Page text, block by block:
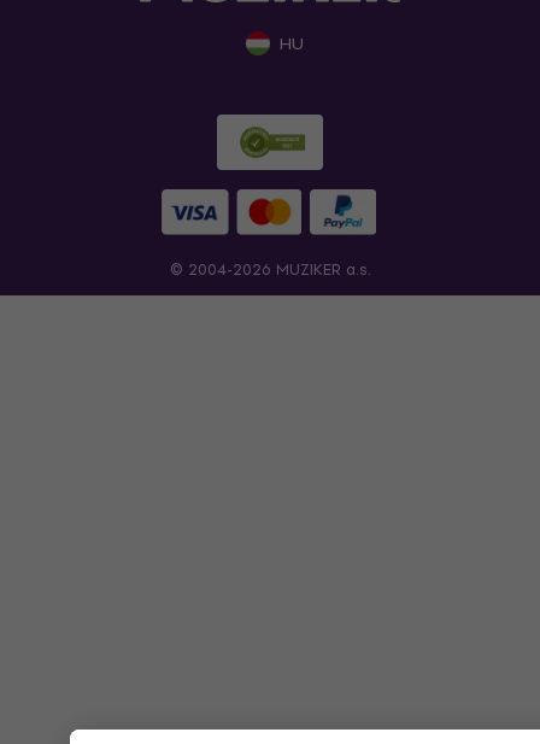
HU
© 2004-2026 MUZIKER a.s.